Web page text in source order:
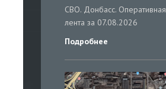
СВО. Донбасс. Оперативная
лента за 07.08.2026
Подробнее